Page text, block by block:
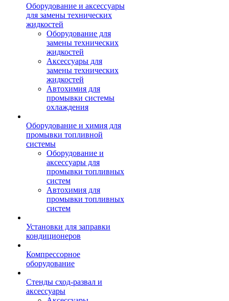
Оборудование и аксессуары
для замены технических
жидкостей
Оборудование для
замены технических
жидкостей
Аксессуары для
замены технических
жидкостей
Автохимия для
промывки системы
охлаждения
Оборудование и химия для
промывки топливной
системы
Оборудование и
аксессуары для
промывки топливных
систем
Автохимия для
промывки топливных
систем
Установки для заправки
кондиционеров
Компрессорное
оборудование
Стенды сход-развал и
аксессуары